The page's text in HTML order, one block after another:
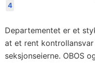
4
Departementet er et
at et rent
seksjonseierne. OBOS